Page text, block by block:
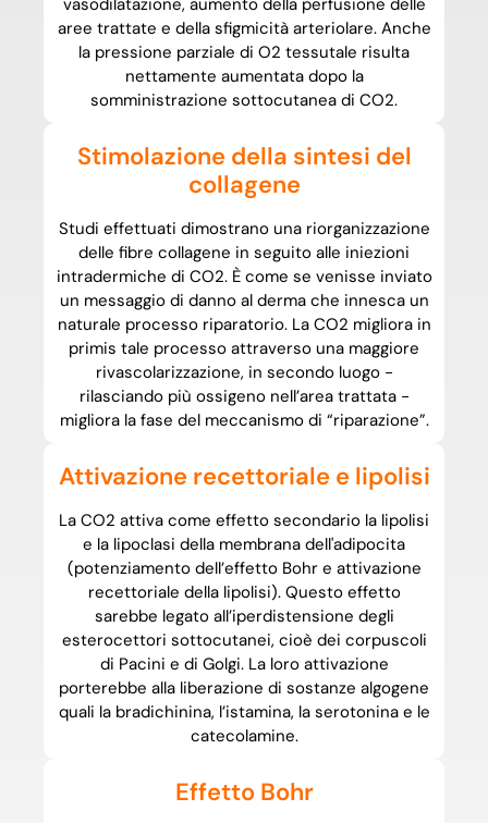
aree trattate e della sfigmicità arteriolare. Anche
la pressione parziale di O2 tessutale risulta
nettamente aumentata dopo la
somministrazione sottocutanea di CO2.
Stimolazione della sintesi del
collagene
Studi effettuati dimostrano una riorganizzazione
delle fibre collagene in seguito alle iniezioni
intradermiche di CO2. È come se venisse inviato
un messaggio di danno al derma che innesca un
naturale processo riparatorio. La CO2 migliora in
primis tale processo attraverso una maggiore
rivascolarizzazione, in secondo luogo -
rilasciando più ossigeno nell’area trattata -
migliora la fase del meccanismo di “riparazione”.
Attivazione recettoriale e lipolisi
La CO2 attiva come effetto secondario la lipolisi
e la lipoclasi della membrana dell'adipocita
(potenziamento dell’effetto Bohr e attivazione
recettoriale della lipolisi). Questo effetto
sarebbe legato all’iperdistensione degli
esterocettori sottocutanei, cioè dei corpuscoli
di Pacini e di Golgi. La loro attivazione
porterebbe alla liberazione di sostanze algogene
quali la bradichinina, l’istamina, la serotonina e le
catecolamine.
Effetto Bohr